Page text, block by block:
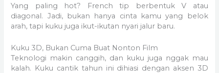
Yang paling hot? French tip berbentuk V atau
diagonal. Jadi, bukan hanya cinta kamu yang belok
arah, tapi kuku juga ikut-ikutan nyari jalur baru.
Kuku 3D, Bukan Cuma Buat Nonton Film
Teknologi makin canggih, dan kuku juga nggak mau
kalah. Kuku cantik tahun ini dihiasi dengan aksen 3D